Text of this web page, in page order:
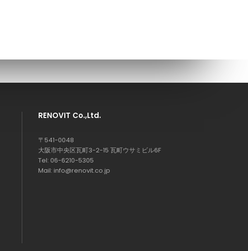
RENOVIT Co.,Ltd.
〒541-0048
大阪市中央区瓦町3-2-15 瓦町ウサミビル6F
Tel: 06-6210-5305
Mail: info@renovit.co.jp